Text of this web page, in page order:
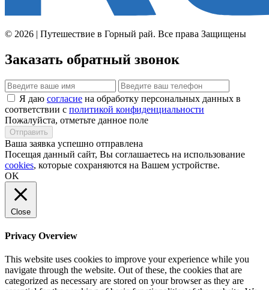
© 2026 | Путешествие в Горный рай. Все права Защищены
Заказать обратный звонок
Я даю согласие на обработку персональных данных в
соответствии с политикой конфиденциальности
Пожалуйста, отметьте данное поле
Отправить
Ваша заявка успешно отправлена
Посещая данный сайт, Вы соглашаетесь на использование
cookies, которые сохраняются на Вашем устройстве.
OK
Close
Privacy Overview
This website uses cookies to improve your experience while you
navigate through the website. Out of these, the cookies that are
categorized as necessary are stored on your browser as they are